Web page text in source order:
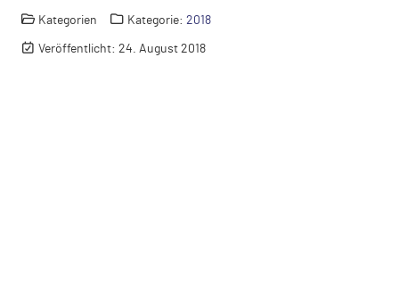
Kategorien Kategorie: 2018
Veröffentlicht: 24. August 2018